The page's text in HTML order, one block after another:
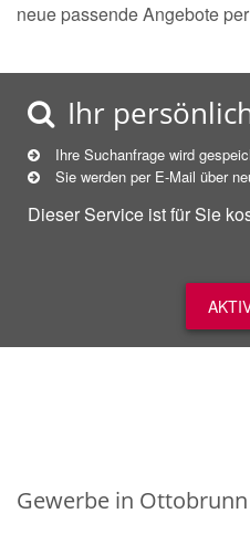
neue passende Angebote
Ihr
Ihre Suchanfrage wird
Sie werden per E-Mail über
Dieser Service ist für Sie
Gewerbe in Ottobrunn